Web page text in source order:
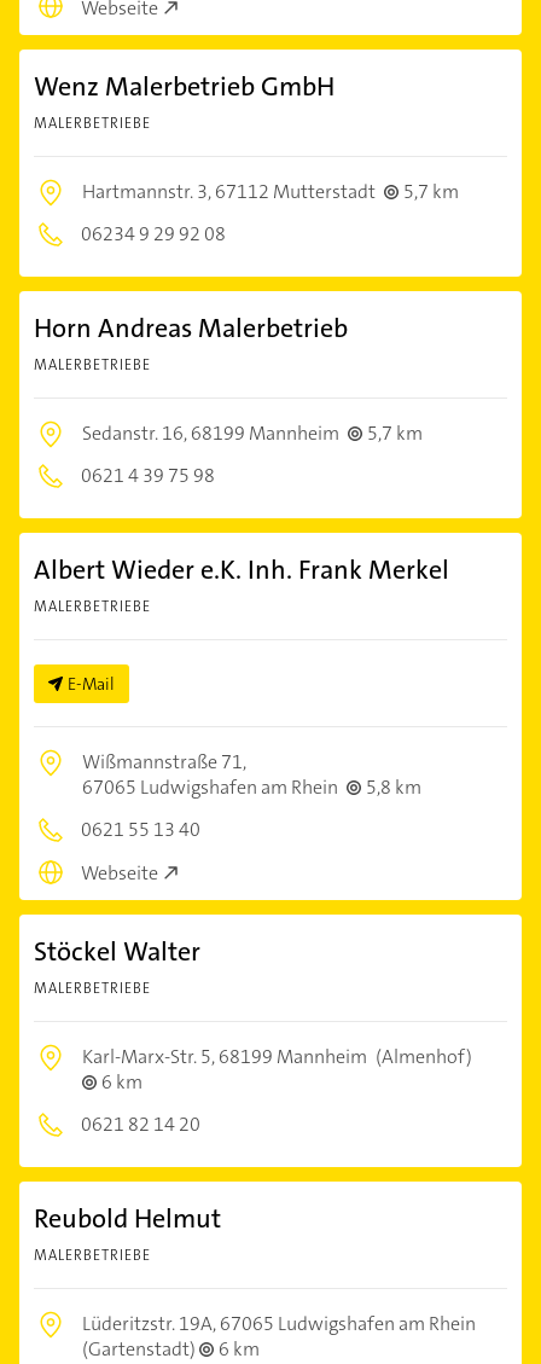
Webseite
Wenz Malerbetrieb GmbH
MALERBETRIEBE
Hartmannstr. 3,67112 Mutterstadt
5,7 km
06234 9 29 92 08
Horn Andreas Malerbetrieb
MALERBETRIEBE
Sedanstr. 16,68199 Mannheim
5,7 km
0621 4 39 75 98
Albert Wieder e.K. Inh. Frank Merkel
MALERBETRIEBE
E-Mail
Wißmannstraße 71,
67065 Ludwigshafen am Rhein
5,8 km
0621 55 13 40
Webseite
Stöckel Walter
MALERBETRIEBE
Karl-Marx-Str. 5,68199 Mannheim (Almenhof)
6 km
0621 82 14 20
Reubold Helmut
MALERBETRIEBE
Lüderitzstr. 19A,67065 Ludwigshafen am Rhein
(Gartenstadt)
6 km